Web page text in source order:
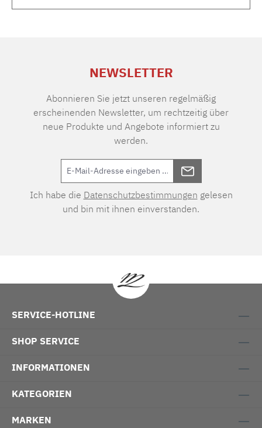
NEWSLETTER
Abonnieren Sie jetzt unseren regelmäßig
erscheinenden Newsletter, um rechtzeitig über
neue Produkte und Angebote informiert zu
werden.
Ich habe die Datenschutzbestimmungen gelesen
und bin mit ihnen einverstanden.
SERVICE-HOTLINE
SHOP SERVICE
INFORMATIONEN
KATEGORIEN
MARKEN